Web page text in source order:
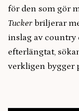
för den som gör
Tucker briljerar
inslag av country
efterlängtat,
verkligen bygger